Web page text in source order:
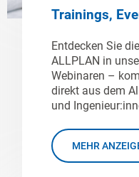
Trainings,
Entdecken Sie
ALLPLAN in
Webinaren –
direkt aus dem
und
MEHR